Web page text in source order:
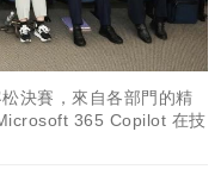
決賽，來自各部門的精
365 Copilot 在技